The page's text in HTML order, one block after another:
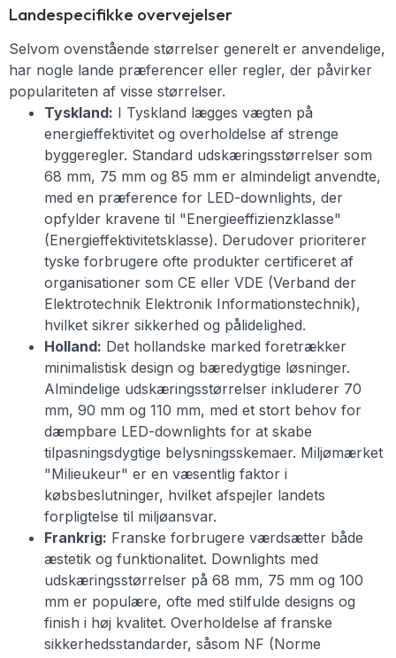
Landespecifikke overvejelser
Selvom ovenstående størrelser generelt er anvendelige,
har nogle lande præferencer eller regler, der påvirker
populariteten af visse størrelser.
Tyskland: I Tyskland lægges vægten på
energieffektivitet og overholdelse af strenge
byggeregler. Standard udskæringsstørrelser som
68 mm, 75 mm og 85 mm er almindeligt anvendte,
med en præference for LED-downlights, der
opfylder kravene til "Energieeffizienzklasse"
(Energieffektivitetsklasse). Derudover prioriterer
tyske forbrugere ofte produkter certificeret af
organisationer som CE eller VDE (Verband der
Elektrotechnik Elektronik Informationstechnik),
hvilket sikrer sikkerhed og pålidelighed.
Holland: Det hollandske marked foretrækker
minimalistisk design og bæredygtige løsninger.
Almindelige udskæringsstørrelser inkluderer 70
mm, 90 mm og 110 mm, med et stort behov for
dæmpbare LED-downlights for at skabe
tilpasningsdygtige belysningsskemaer. Miljømærket
"Milieukeur" er en væsentlig faktor i
købsbeslutninger, hvilket afspejler landets
forpligtelse til miljøansvar.
Frankrig: Franske forbrugere værdsætter både
æstetik og funktionalitet. Downlights med
udskæringsstørrelser på 68 mm, 75 mm og 100
mm er populære, ofte med stilfulde designs og
finish i høj kvalitet. Overholdelse af franske
sikkerhedsstandarder, såsom NF (Norme